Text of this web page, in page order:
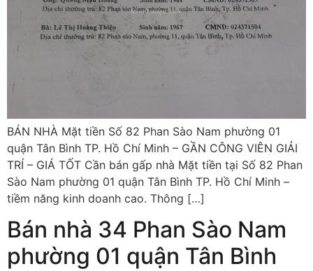
BÁN NHÀ Mặt tiền Số 82 Phan Sào Nam phường 01
quận Tân Bình TP. Hồ Chí Minh – GẦN CÔNG VIÊN GIẢI
TRÍ – GIÁ TỐT Cần bán gấp nhà Mặt tiền tại Số 82 Phan
Sào Nam phường 01 quận Tân Bình TP. Hồ Chí Minh –
tiềm năng kinh doanh cao. Thông […]
Bán nhà 34 Phan Sào Nam
phường 01 quận Tân Bình